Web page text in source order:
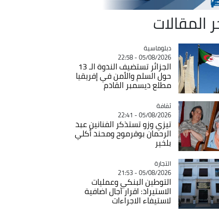
المقالات
Catégorie
دبلوماسية
05/08/2026 - 22:58
الجزائر تستضيف الندوة الـ 13
حول السلم والأمن في إفريقيا
مطلع ديسمبر القادم
Catégorie
ثقافة
05/08/2026 - 22:41
تيزي وزو تستذكر الفنانين عبد
الرحمان بوقرموح ومحند أكلي
بلخير
Catégorie
التجارة
05/08/2026 - 21:53
التوطين البنكي وعمليات
الاستيراد: اقرار آجال اضافية
لاستيفاء الاجراءات